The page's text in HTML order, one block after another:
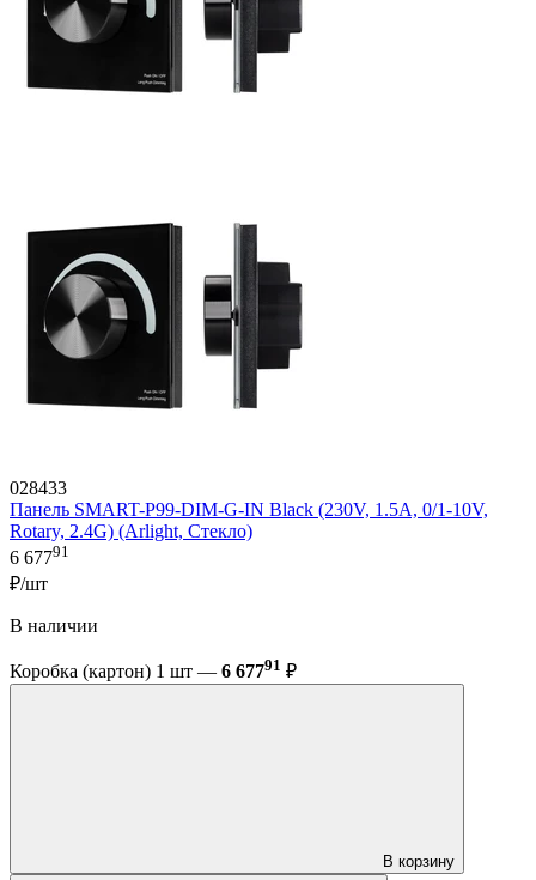
028433
Панель SMART-P99-DIM-G-IN Black (230V, 1.5A, 0/1-10V,
Rotary, 2.4G) (Arlight, Стекло)
6 67791
₽/шт
В наличии
Коробка (картон) 1 шт — 6 67791 ₽
В корзину